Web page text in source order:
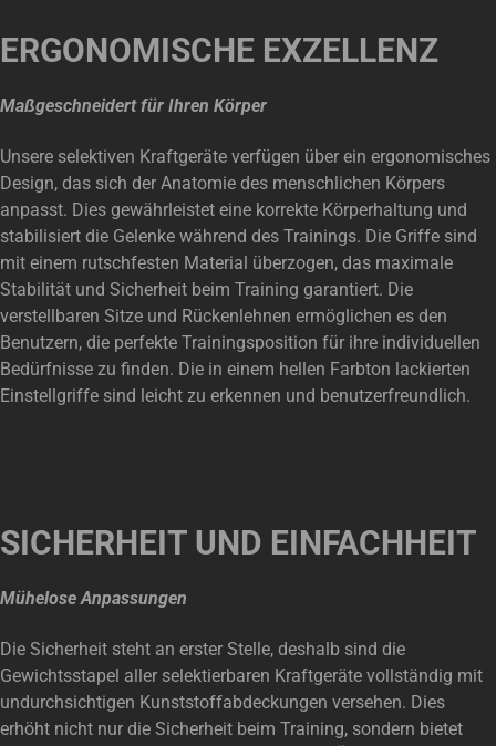
ERGONOMISCHE EXZELLENZ
Maßgeschneidert für Ihren Körper
Unsere selektiven Kraftgeräte verfügen über ein ergonomisches
Design, das sich der Anatomie des menschlichen Körpers
anpasst. Dies gewährleistet eine korrekte Körperhaltung und
stabilisiert die Gelenke während des Trainings. Die Griffe sind
mit einem rutschfesten Material überzogen, das maximale
Stabilität und Sicherheit beim Training garantiert. Die
verstellbaren Sitze und Rückenlehnen ermöglichen es den
Benutzern, die perfekte Trainingsposition für ihre individuellen
Bedürfnisse zu finden. Die in einem hellen Farbton lackierten
Einstellgriffe sind leicht zu erkennen und benutzerfreundlich.
SICHERHEIT UND EINFACHHEIT
Mühelose Anpassungen
Die Sicherheit steht an erster Stelle, deshalb sind die
Gewichtsstapel aller selektierbaren Kraftgeräte vollständig mit
undurchsichtigen Kunststoffabdeckungen versehen. Dies
erhöht nicht nur die Sicherheit beim Training, sondern bietet